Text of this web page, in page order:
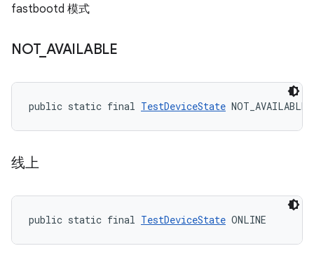
fastbootd 模式
NOT_ AVAILABLE
public static final TestDeviceState NOT_AVAILABLE
线上
public static final TestDeviceState ONLINE